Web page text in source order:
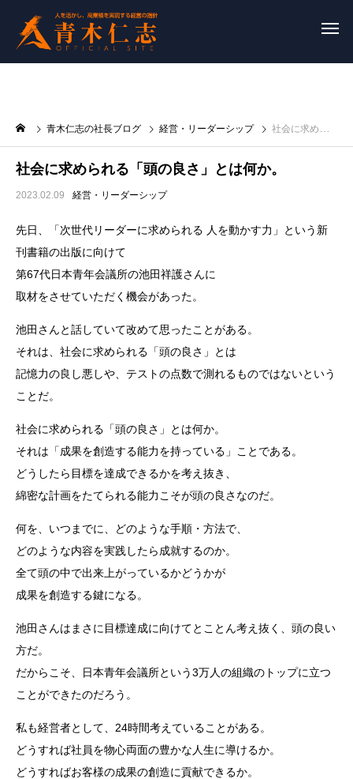
青木仁志の社長ブログ 経営・リーダーシップ 社会に求められる「頭の良さ」とは何か。
社会に求められる「頭の良さ」とは何か。
2023.02.09 経営・リーダーシップ
先日、「次世代リーダーに求められる 人を動かす力」という新
刊書籍の出版に向けて
第67代日本青年会議所の池田祥護さんに
取材をさせていただく機会があった。
池田さんと話していて改めて思ったことがある。
それは、社会に求められる「頭の良さ」とは
記憶力の良し悪しや、テストの点数で測れるものではないという
ことだ。
社会に求められる「頭の良さ」とは何か。
それは「成果を創造する能力を持っている」ことである。
どうしたら目標を達成できるかを考え抜き、
綿密な計画をたてられる能力こそが頭の良さなのだ。
何を、いつまでに、どのような手順・方法で、
どのような内容を実践したら成就するのか。
全て頭の中で出来上がっているかどうかが
成果を創造する鍵になる。
池田さんはまさに目標達成に向けてとことん考え抜く、頭の良い
方だ。
だからこそ、日本青年会議所という3万人の組織のトップに立つ
ことができたのだろう。
私も経営者として、24時間考えていることがある。
どうすれば社員を物心両面の豊かな人生に導けるか。
どうすればお客様の成果の創造に貢献できるか。